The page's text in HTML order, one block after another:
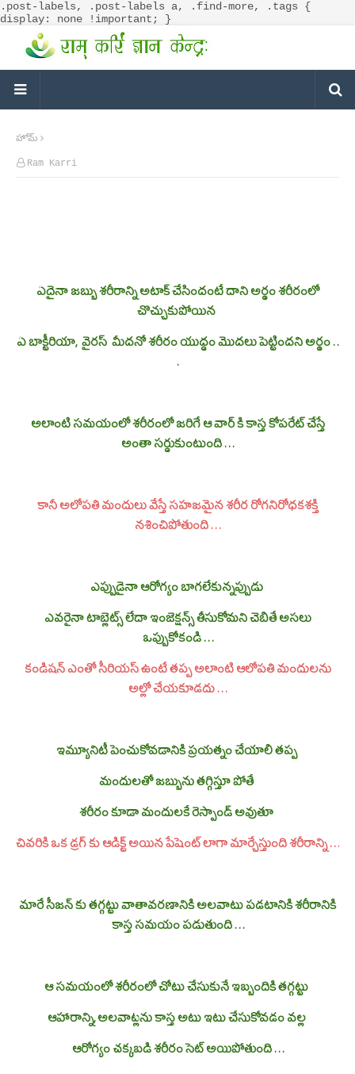
.post-labels, .post-labels a, .find-more, .tags {
display: none !important; }
హోమ్
Ram Karri
ఏదైనా జబ్బు శరీరాన్ని అటాక్ చేసిందంటే దాని అర్థం శరీరంలో
చొచ్చుకుపోయిన
ఏ బాక్టీరియా, వైరస్ మీదనో శరీరం యుద్ధం మొదలు పెట్టిందని అర్థం . .
.
అలాంటి సమయంలో శరీరంలో జరిగే ఆ వార్ కి కాస్త కోపరేట్ చేస్తే
అంతా సర్దుకుంటుంది . . .
కానీ అలోపతి మందులు వేస్తే సహజమైన శరీర రోగనిరోధకశక్తి
నశించిపోతుంది . . .
ఎప్పుడైనా ఆరోగ్యం బాగలేకున్నప్పుడు
ఎవరైనా టాబ్లెట్స్ లేదా ఇంజెక్షన్స్ తీసుకోమని చెబితే అసలు
ఒప్పుకోకండి . . .
కండిషన్ ఎంతో సీరియస్ ఉంటే తప్ప అలాంటి ఆలోపతి మందులను
అల్లో చేయకూడదు . . .
ఇమ్యూనిటీ పెంచుకోవడానికి ప్రయత్నం చేయాలి తప్ప
మందులతో జబ్బును తగ్గిస్తూ పోతే
శరీరం కూడా మందులకే రెస్పాండ్ అవుతూ
చివరికి ఒక డ్రగ్ కు ఆడిక్ట్ అయిన పేషెంట్ లాగా మార్చేస్తుంది శరీరాన్ని . . .
మారే సీజన్ కు తగ్గట్టు వాతావరణానికి అలవాటు పడటానికి శరీరానికి
కాస్త సమయం పడుతుంది . . .
ఆ సమయంలో శరీరంలో చోటు చేసుకునే ఇబ్బందికి తగ్గట్టు
ఆహారాన్ని, అలవాట్లను కాస్త అటు ఇటు చేసుకోవడం వల్ల
ఆరోగ్యం చక్కబడి శరీరం సెట్ అయిపోతుంది . . .